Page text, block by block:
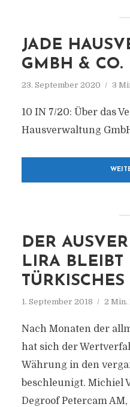
JADE
GMBH & CO.
23. September 2020 3
10 IN 7/20: Über das
Hausverwaltung
DER
LIRA BLEIBT
1. September 2018 2 Min.
Nach Monaten der
hat sich der
Währung in den
beschleunigt. Michiel
Degroof Petercam